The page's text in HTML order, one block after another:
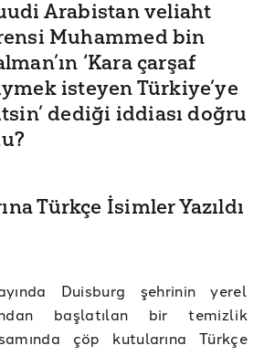
Arabistan veliaht
Muhammed bin
‘Kara çarşaf
isteyen Türkiye’ye
dediği iddiası doğru
Türkçe İsimler Yazıldı
Duisburg şehrinin yerel
başlatılan bir temizlik
çöp kutularına Türkçe